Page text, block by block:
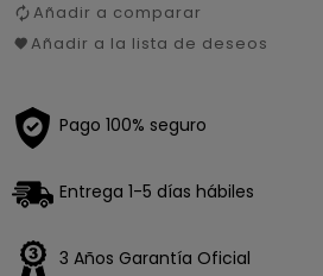
Añadir a comparar
Añadir a la lista de deseos
Pago 100% seguro
Entrega 1-5 días hábiles
3 Años Garantía Oficial